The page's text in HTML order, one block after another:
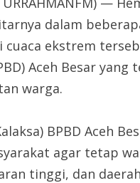
dalam
cuaca ekstrem
Aceh Besar
warga.
BPBD Aceh
agar tetap
tinggi, dan